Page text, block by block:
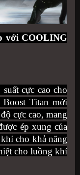
với COOLING
cực cao cho
Titan mới
cực cao, mang
ép xung của
cho khả năng
cho luồng khí